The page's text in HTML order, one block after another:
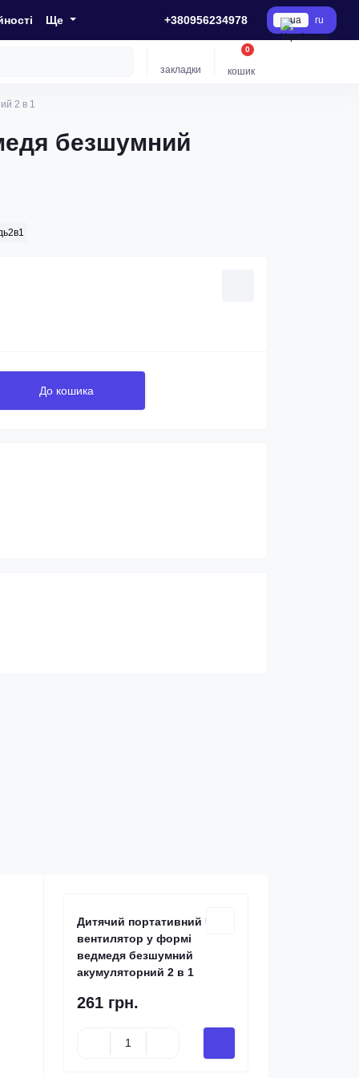
Ще +380956234978 ua ru
закладки кошик
0
2 в 1
безшумний
До кошика
Дитячий портативний USB-
вентилятор у формі
ведмедя безшумний
акумуляторний 2 в 1
261 грн.